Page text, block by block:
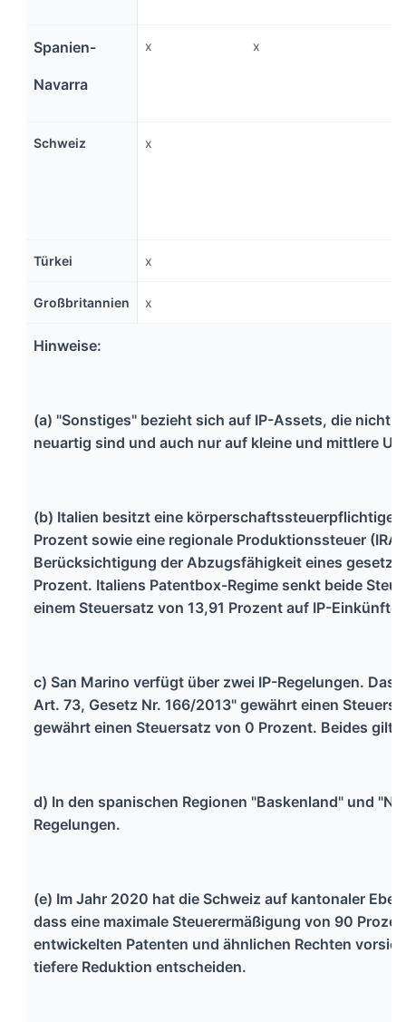
Spanien-
Navarra
x x
Schweiz x
Türkei x
Großbritannien x
Hinweise:
(a) "Sonstiges" bezieht sich auf IP-Assets, die nicht
neuartig sind und auch nur auf kleine und mittlere
(b) Italien besitzt eine körperschaftssteuerpflichtige
Prozent sowie eine regionale Produktionssteuer
Berücksichtigung der Abzugsfähigkeit eines
Prozent. Italiens Patentbox-Regime senkt beide
einem Steuersatz von 13,91 Prozent auf IP-Einkünfte
c) San Marino verfügt über zwei IP-Regelungen. Das
Art. 73, Gesetz Nr. 166/2013" gewährt einen
gewährt einen Steuersatz von 0 Prozent. Beides gilt
d) In den spanischen Regionen "Baskenland" und
Regelungen.
(e) Im Jahr 2020 hat die Schweiz auf kantonaler
dass eine maximale Steuerermäßigung von 90
entwickelten Patenten und ähnlichen Rechten
tiefere Reduktion entscheiden.